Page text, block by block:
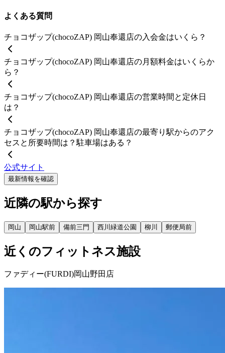
よくある質問
チョコザップ(chocoZAP) 岡山奉還店の入会金はいくら？
チョコザップ(chocoZAP) 岡山奉還店の月額料金はいくらか
ら？
チョコザップ(chocoZAP) 岡山奉還店の営業時間と定休日
は？
チョコザップ(chocoZAP) 岡山奉還店の最寄り駅からのアク
セスと所要時間は？駐車場はある？
公式サイト
最新情報を確認
近隣の駅から探す
岡山 岡山駅前 備前三門 西川緑道公園 柳川 郵便局前
近くのフィットネス施設
ファディー(FURDI)岡山野田店